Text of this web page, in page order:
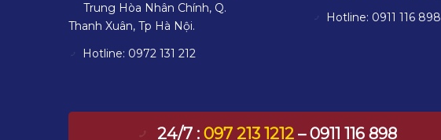
Trung Hòa Nhân Chính, Q.
Thanh Xuân, Tp Hà Nội.
Hotline: 0972 131 212
Hotline: 0911 116 898
24/7 :097 213 1212 – 0911 116 898